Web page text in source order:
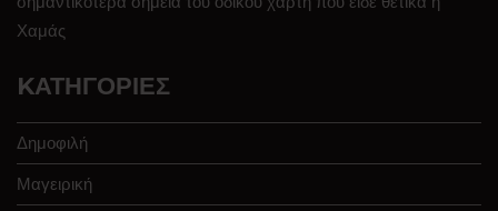
Χαμάς
KΑΤΗΓΟΡΊΕΣ
Δημοφιλή
Μαγειρική